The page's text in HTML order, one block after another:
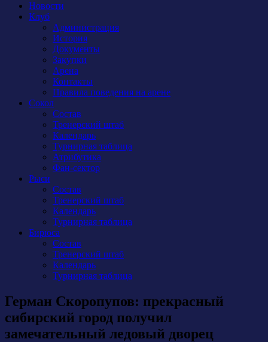
Новости
Клуб
Администрация
История
Документы
Закупки
Арена
Контакты
Правила поведения на арене
Сокол
Состав
Тренерский штаб
Календарь
Турнирная таблица
Атрибутика
Фан-сектор
Рыси
Состав
Тренерский штаб
Календарь
Турнирная таблица
Бирюса
Состав
Тренерский штаб
Календарь
Турнирная таблица
Герман Скоропупов: прекрасный
сибирский город получил
замечательный ледовый дворец